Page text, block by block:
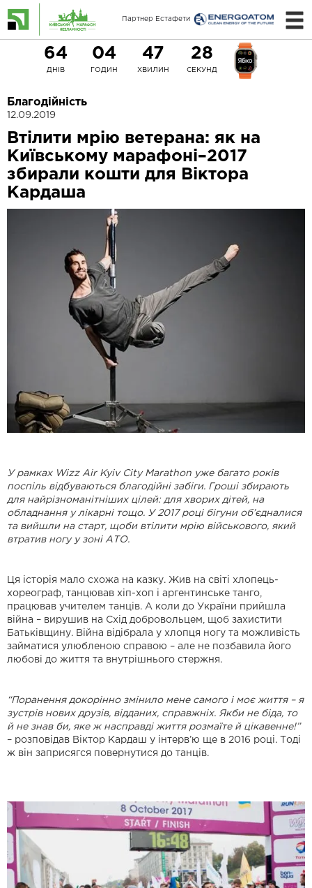
Партнер Естафети
64
ДНІВ
04
ГОДИН
47
ХВИЛИН
27
СЕКУНД
Благодійність
12.09.2019
Втілити мрію ветерана: як на
Київському марафоні–2017
збирали кошти для Віктора
Кардаша
У рамках Wizz Air Kyiv City Marathon уже багато років
поспіль відбуваються благодійні забіги. Гроші збирають
для найрізноманітніших цілей: для хворих дітей, на
обладнання у лікарні тощо. У 2017 році бігуни об’єдналися
та вийшли на старт, щоби втілити мрію військового, який
втратив ногу у зоні АТО.
Ця історія мало схожа на казку. Жив на світі хлопець-
хореограф, танцював хіп-хоп і аргентинське танго,
працював учителем танців. А коли до України прийшла
війна – вирушив на Схід добровольцем, щоб захистити
Батьківщину. Війна відібрала у хлопця ногу та можливість
займатися улюбленою справою – але не позбавила його
любові до життя та внутрішнього стержня.
“Поранення докорінно змінило мене самого і моє життя – я
зустрів нових друзів, відданих, справжніх. Якби не біда, то
й не знав би, яке ж насправді життя розмаїте й цікавенне!”
– розповідав Віктор Кардаш у інтерв’ю ще в 2016 році. Тоді
ж він заприсягся повернутися до танців.